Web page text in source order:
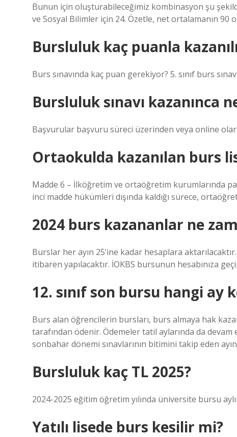
Bunun için oluşturabileceğimiz kombinasyon şu
ve Sosyal Bilimler için 24. Özetle, net ortalamanın 90
Bursluluk kaç puanla
Burs sınavında kaç puan gerekiyor? 5. sınıf burs
Bursluluk sınavı kazanınca
Başvurular başvuru süreci üzerinden veya online
Ortaokulda kazanılan burs
Madde 6 – İlköğretim ve ortaöğretim kurumlarında
inci madde hükümleri dışında kaldığı sürece,
2024 burs kazananlar ne
Burslar her ayın 25’ine kadar hesaplara
itibaren yapılacaktır. İOKBS bursunun hesabınıza
12. sınıf son bursu hangi ay
Burs alan öğrencilerin bursları, burs almaya hak
tarafından ödenir. Ödemeler tatil aylarında da
sonbahar dönemi sınavlarının bitimini takip eden
Bursluluk kaç TL 2025?
2024-2025 eğitim öğretim yılında üniversite bursu
Yatılı lisede burs kesilir mi?